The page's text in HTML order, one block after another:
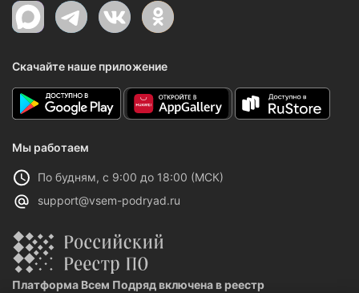
Скачайте наше приложение
Мы работаем
По будням, с 9:00 до 18:00 (МСК)
support@vsem-podryad.ru
Платформа Всем Подряд включена в реестр